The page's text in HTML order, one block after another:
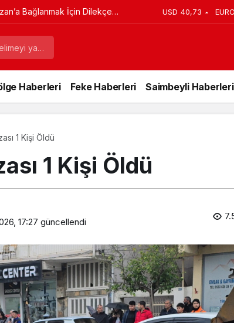
Bağlanmak İçin Dilekçe USD 40,73 EURO
Haberleri Feke Haberleri Saimbeyli Haberleri
1 Kişi Öldü
1 Kişi Öldü
17:27 güncellendi